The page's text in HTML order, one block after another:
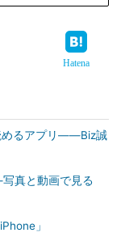
Hatena
めるアプリ――Biz誠
真と動画で見る
」